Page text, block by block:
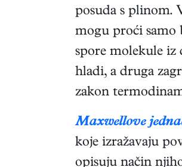
posuda s plinom.
mogu proći samo
spore molekule iz
hladi, a druga
zakon
Maxwellove
koje izražavaju
opisuju način